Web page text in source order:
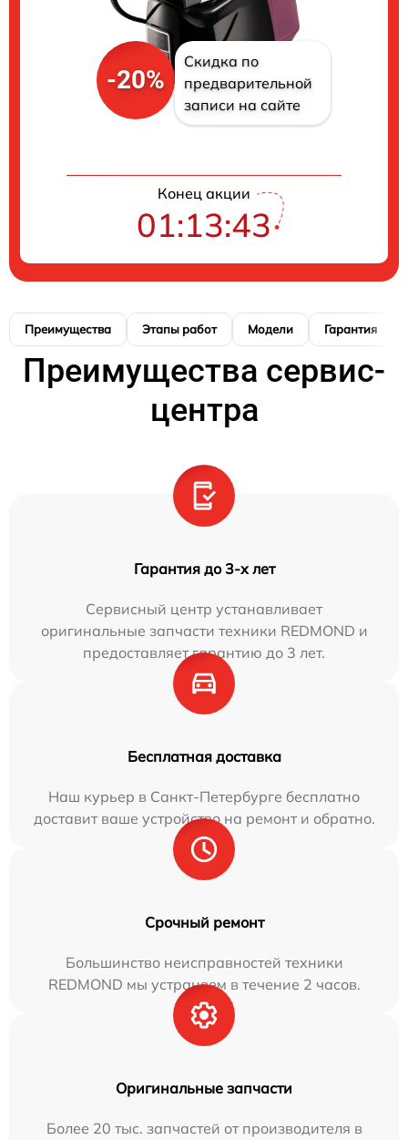
-20%
Скидка по
предварительной
записи на сайте
Конец акции
01:13:42
Преимущества Этапы работ Модели Гарантия
Преимущества сервис-
центра
Гарантия до 3-х лет
Сервисный центр устанавливает
оригинальные запчасти техники REDMOND и
предоставляет гарантию до 3 лет.
Бесплатная доставка
Наш курьер в Санкт-Петербурге бесплатно
доставит ваше устройство на ремонт и обратно.
Срочный ремонт
Большинство неисправностей техники
REDMOND мы устраняем в течение 2 часов.
Оригинальные запчасти
Более 20 тыс. запчастей от производителя в